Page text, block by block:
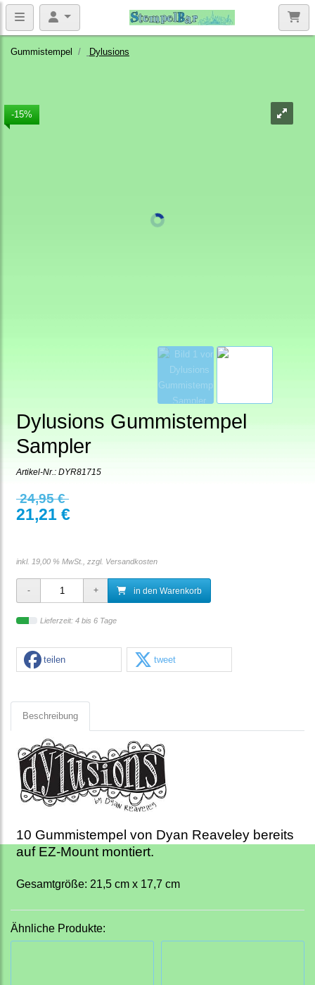
Gummistempel Dylusions
-15%
Dylusions Gummistempel
Sampler
Artikel-Nr.: DYR81715
24,95 €
21,21 €
inkl. 19,00 % MwSt., zzgl. Versandkosten
in den Warenkorb
Lieferzeit: 4 bis 6 Tage
teilen tweet
Beschreibung
10 Gummistempel von Dyan Reaveley bereits
auf EZ-Mount montiert.
Gesamtgröße: 21,5 cm x 17,7 cm
Ähnliche Produkte: